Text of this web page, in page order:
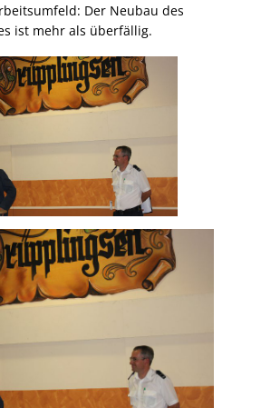
Der Neubau des
ist mehr als überfällig.